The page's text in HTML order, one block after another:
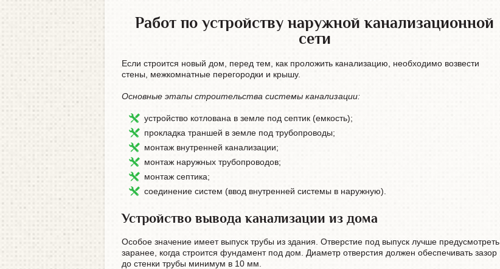
Работ по устройству наружной канализационной
сети
Если строится новый дом, перед тем, как проложить канализацию, необходимо возвести
стены, межкомнатные перегородки и крышу.
Основные этапы строительства системы канализации:
устройство котлована в земле под септик (емкость);
прокладка траншей в земле под трубопроводы;
монтаж внутренней канализации;
монтаж наружных трубопроводов;
монтаж септика;
соединение систем (ввод внутренней системы в наружную).
Устройство вывода канализации из дома
Особое значение имеет выпуск трубы из здания. Отверстие под выпуск лучше предусмотреть
заранее, когда строится фундамент под дом. Диаметр отверстия должен обеспечивать зазор
до стенки трубы минимум в 10 мм.